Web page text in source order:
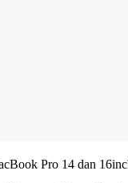
Pro 14 dan